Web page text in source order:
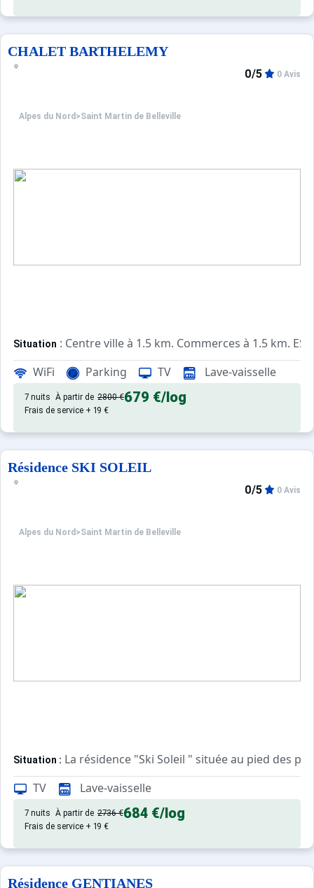
CHALET BARTHELEMY
Alpes du Nord >Saint Martin de Belleville
0/5 0 Avis
Situation : Centre ville à 1.5 km. Commerces à 1.5 km.
Appartement de particulier : Appartements confortables et
WiFi Parking TV Lave-vaisselle
7 nuits À partir de 2800 €679 €/log
Frais de service + 19 €
Résidence SKI SOLEIL
Alpes du Nord >Saint Martin de Belleville
0/5 0 Avis
Situation : La résidence "Ski Soleil " située au pied des
Appartement de particulier :
TV Lave-vaisselle
7 nuits À partir de 2736 €684 €/log
Frais de service + 19 €
Résidence GENTIANES